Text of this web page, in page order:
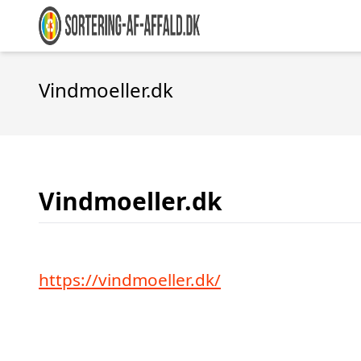
Vindmoeller.dk
Vindmoeller.dk
https://vindmoeller.dk/